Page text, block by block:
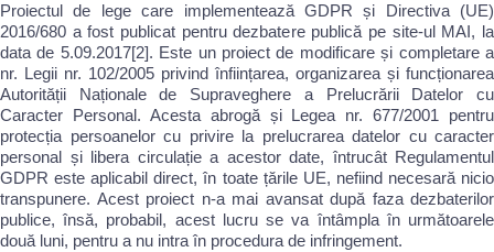
Proiectul de lege care implementează GDPR și Directiva (UE)
2016/680 a fost publicat pentru dezbatere publică pe site-ul MAI, la
data de 5.09.2017[2]. Este un proiect de modificare și completare a
nr. Legii nr. 102/2005 privind înființarea, organizarea și funcționarea
Autorității Naționale de Supraveghere a Prelucrării Datelor cu
Caracter Personal. Acesta abrogă și Legea nr. 677/2001 pentru
protecția persoanelor cu privire la prelucrarea datelor cu caracter
personal și libera circulație a acestor date, întrucât Regulamentul
GDPR este aplicabil direct, în toate țările UE, nefiind necesară nicio
transpunere. Acest proiect n-a mai avansat după faza dezbaterilor
publice, însă, probabil, acest lucru se va întâmpla în următoarele
două luni, pentru a nu intra în procedura de infringement.